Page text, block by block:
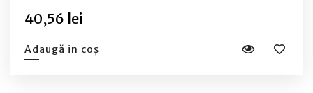
40,56 lei
Adaugă in coș